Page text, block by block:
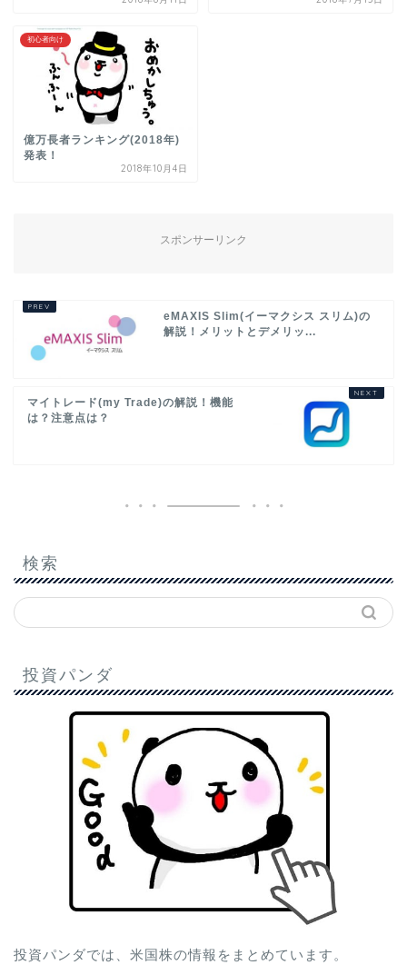
初心者向け
億万長者ランキング(2018年)
発表！
2018年10月4日
スポンサーリンク
eMAXIS Slim(イーマクシス スリム)の
解説！メリットとデメリッ...
マイトレード(my Trade)の解説！機能
は？注意点は？
検索
投資パンダ
投資パンダでは、米国株の情報をまとめています。